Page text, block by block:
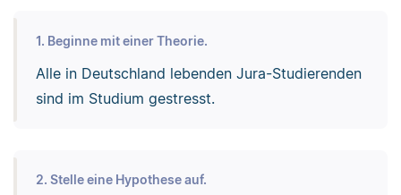
1. Beginne mit einer Theorie.
Alle in Deutschland lebenden Jura-Studierenden
sind im Studium gestresst.
2. Stelle eine Hypothese auf.